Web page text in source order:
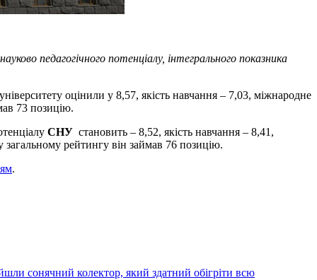
педагогічного потенціалу, інтегрального показника
оцінили у 8,57, якість навчання – 7,03, міжнародне
73 позицію.
СНУ становить – 8,52, якість навчання – 8,41,
загальному рейтингу він займав 76 позицію.
.
сонячний колектор, який здатний обігріти всю